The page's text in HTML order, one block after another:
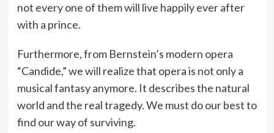
not every one of them will live happily ever after
with a prince.
Furthermore, from Bernstein’s modern opera
“Candide,” we will realize that opera is not only a
musical fantasy anymore. It describes the natural
world and the real tragedy. We must do our best to
find our way of surviving.